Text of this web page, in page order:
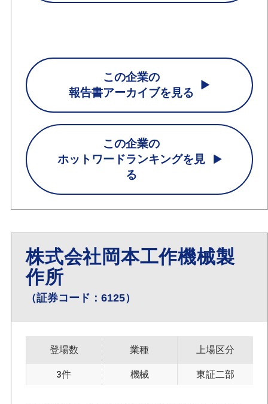
この企業の
報告書アーカイブを見る
この企業の
ホットワードランキングを見
る
株式会社岡本工作機械製
作所
（証券コード：6125）
登場数
3件
業種
機械
上場区分
東証二部